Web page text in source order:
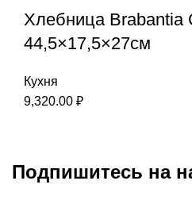
Хлебница Brabantia
44,5×17,5×27см
Кухня
9,320.00 ₽
Подпишитесь на